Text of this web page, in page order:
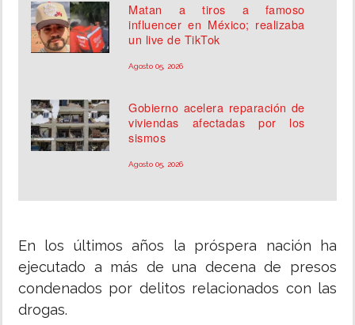
Matan a tiros a famoso
influencer en México; realizaba
un live de TikTok
Agosto 05, 2026
Gobierno acelera reparación de
viviendas afectadas por los
sismos
Agosto 05, 2026
En los últimos años la próspera nación ha
ejecutado a más de una decena de presos
condenados por delitos relacionados con las
drogas.